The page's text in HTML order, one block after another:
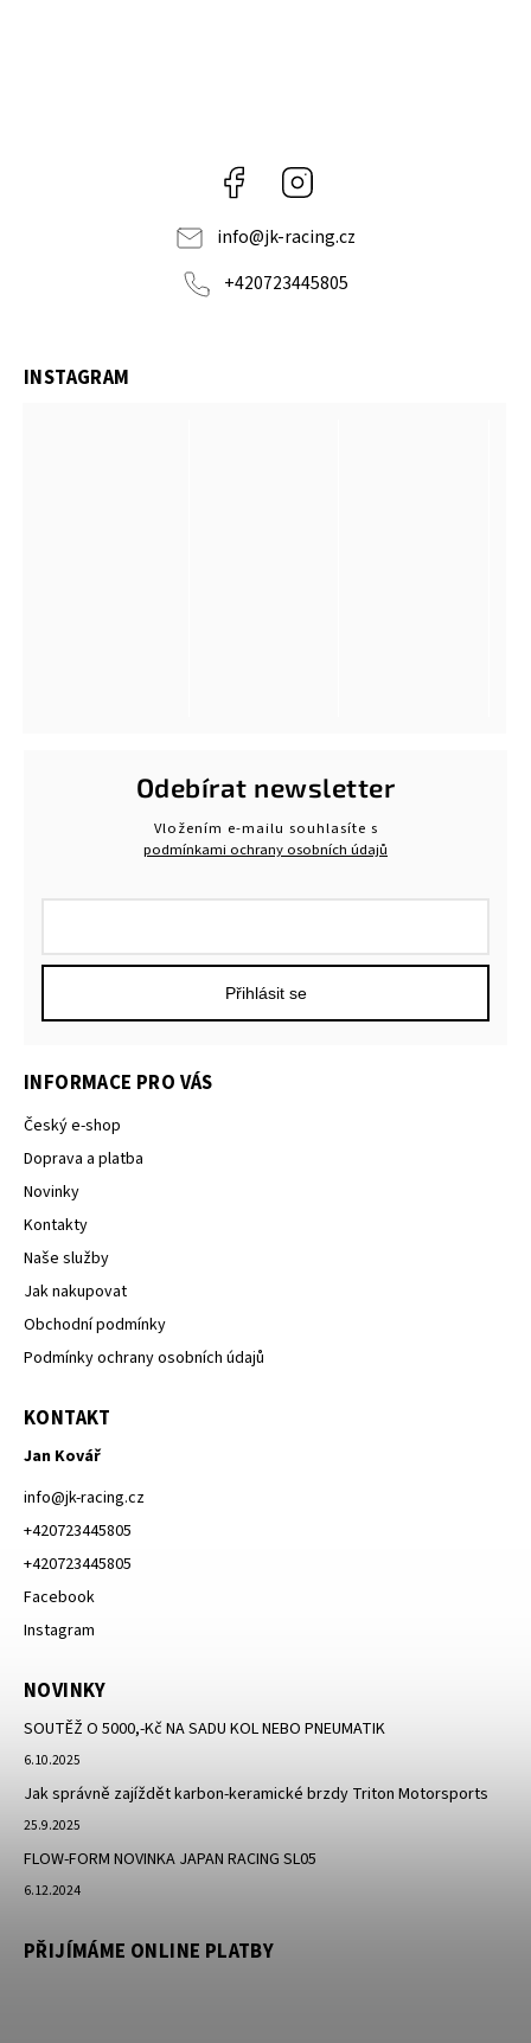
Facebook
info@jk-racing.cz
+420723445805
INSTAGRAM
INFORMACE PRO VÁS
Český e-shop
Doprava a platba
Novinky
Kontakty
Naše služby
Jak nakupovat
Obchodní podmínky
Podmínky ochrany osobních údajů
KONTAKT
Jan Kovář
info@jk-racing.cz
+420723445805
+420723445805
Facebook
Instagram
NOVINKY
SOUTĚŽ O 5000,-Kč NA SADU KOL NEBO PNEUMATIK
6.10.2025
Jak správně zajíždět karbon-keramické brzdy Triton Motorsports
25.9.2025
FLOW-FORM NOVINKA JAPAN RACING SL05
6.12.2024
PŘIJÍMÁME ONLINE PLATBY
Odebírat newsletter
Vložením e-mailu souhlasíte s
podmínkami ochrany osobních údajů
Přihlásit se